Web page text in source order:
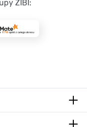
ZIBI:
8716opinii z całego okresu